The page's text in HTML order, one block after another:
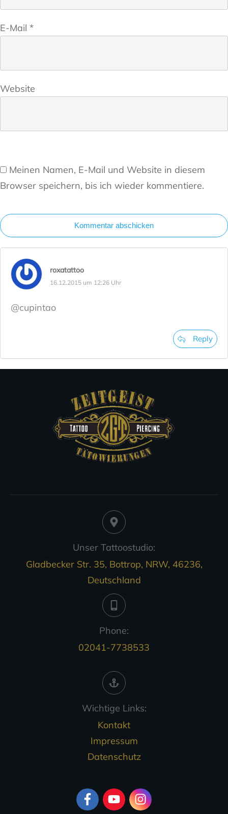
E-Mail *
Website
Meinen Namen, E-Mail und Website in diesem
Browser speichern, bis ich wieder kommentiere.
Kommentar abschicken
roxatattoo
16.12.2015 um 12:26 Uhr
@cupintao
Reply
Unser Tattoostudio:
Gladbecker Str. 35, Bottrop, NRW, 46236,
Deutschland
Phone:
02041-7738533
Wichtige Links:
Kontakt
Impressum
Datenschutz